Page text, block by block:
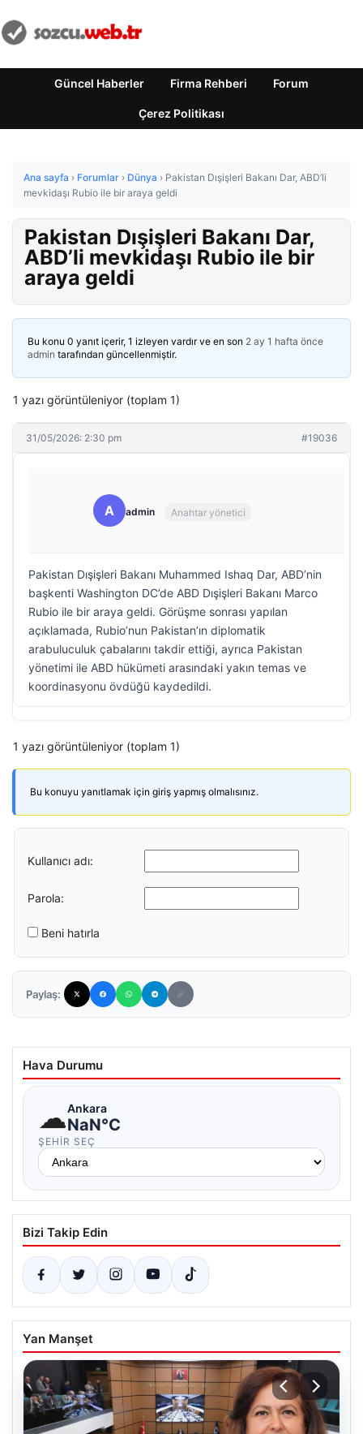
Güncel Haberler Firma Rehberi Forum
Çerez Politikası
Ana sayfa › Forumlar › Dünya › Pakistan Dışişleri Bakanı Dar, ABD’li
mevkidaşı Rubio ile bir araya geldi
Pakistan Dışişleri Bakanı Dar,
ABD’li mevkidaşı Rubio ile bir
araya geldi
Bu konu 0 yanıt içerir, 1 izleyen vardır ve en son 2 ay 1 hafta önce
admin tarafından güncellenmiştir.
1 yazı görüntüleniyor (toplam 1)
31/05/2026: 2:30 pm #19036
A admin Anahtar yönetici
Pakistan Dışişleri Bakanı Muhammed Ishaq Dar, ABD’nin
başkenti Washington DC’de ABD Dışişleri Bakanı Marco
Rubio ile bir araya geldi. Görüşme sonrası yapılan
açıklamada, Rubio’nun Pakistan’ın diplomatik
arabuluculuk çabalarını takdir ettiği, ayrıca Pakistan
yönetimi ile ABD hükümeti arasındaki yakın temas ve
koordinasyonu övdüğü kaydedildi.
1 yazı görüntüleniyor (toplam 1)
Bu konuyu yanıtlamak için giriş yapmış olmalısınız.
Kullanıcı adı:
Parola:
Beni hatırla
Paylaş:
Hava Durumu
☁Ankara
NaN°C
ŞEHIR SEÇ
Bizi Takip Edin
Yan Manşet